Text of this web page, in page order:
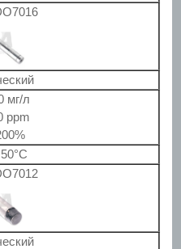
мг/л
ppm